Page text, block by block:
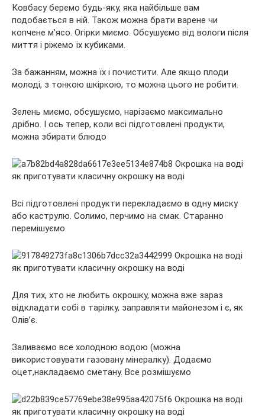
Ковбасу беремо будь-яку, яка найбільше вам
подобається в ній. Також можна брати варене чи
копчене м’ясо. Огірки миємо. Обсушуємо від вологи після
миття і ріжемо їх кубиками.
За бажанням, можна їх і почистити. Але якщо плоди
молоді, з тонкою шкіркою, то можна цього не робити.
Зелень миємо, обсушуємо, нарізаємо максимально
дрібно. І ось тепер, коли всі підготовлені продукти,
можна збирати блюдо
Всі підготовлені продукти перекладаємо в одну миску
або каструлю. Солимо, перчимо на смак. Старанно
перемішуємо
Для тих, хто не любить окрошку, можна вже зараз
відкладати собі в тарілку, заправляти майонезом і є, як
Олів’є.
Заливаємо все холодною водою (можна
використовувати газовану мінералку). Додаємо
оцет,накладаємо сметану. Все розмішуємо